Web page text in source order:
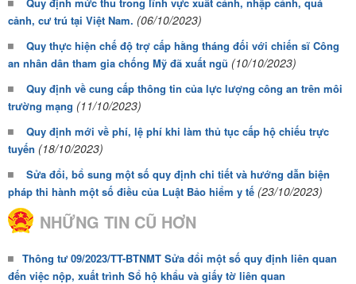
cảnh, cư trú tại Việt Nam. (06/10/2023)
Quy thực hiện chế độ trợ cấp hằng tháng đối với chiến sĩ Công
an nhân dân tham gia chống Mỹ đã xuất ngũ (10/10/2023)
Quy định về cung cấp thông tin của lực lượng công an trên môi
trường mạng (11/10/2023)
Quy định mới về phí, lệ phí khi làm thủ tục cấp hộ chiếu trực
tuyến (18/10/2023)
Sửa đổi, bổ sung một số quy định chi tiết và hướng dẫn biện
pháp thi hành một số điều của Luật Bảo hiểm y tế (23/10/2023)
NHỮNG TIN CŨ HƠN
Thông tư 09/2023/TT-BTNMT Sửa đổi một số quy định liên quan
đến việc nộp, xuất trình Sổ hộ khẩu và giấy tờ liên quan